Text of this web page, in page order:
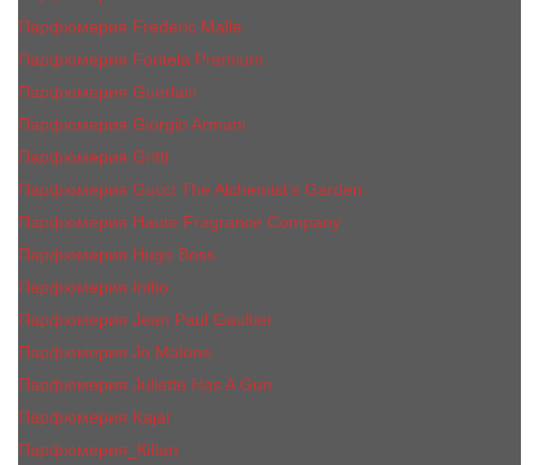
Парфюмерия Frеderic Mаlle
Парфюмерия Fontela Premium
Парфюмерия Guerlain
Парфюмерия Giorgio Armani
Парфюмерия Gritti
Парфюмерия Gucci The Alchemist’s Garden.
Парфюмерия Haute Fragrance Company
Парфюмерия Hugo Boss
Парфюмерия Initio
Парфюмерия Jean Paul Gaultier
Парфюмерия Jо Malоnе
Парфюмерия Juliette Has A Gun
Парфюмерия Kajal
Парфюмерия_КiIiаn